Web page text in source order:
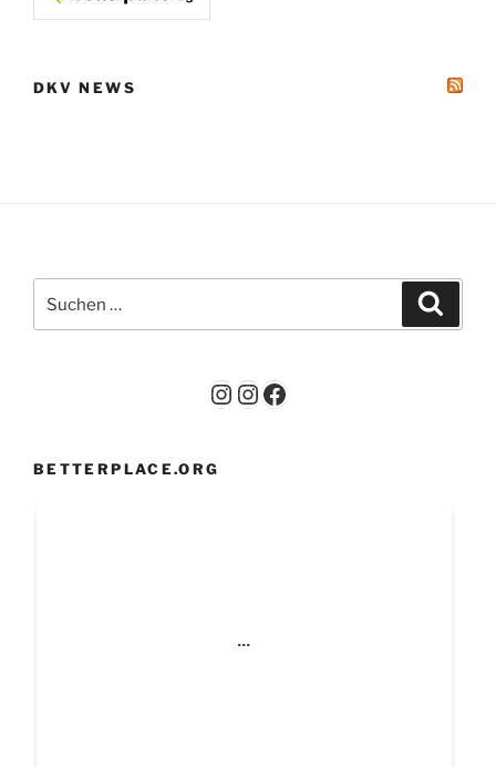
DKV NEWS
nach:
Instagram
Instagram
Facebook
BETTERPLACE.ORG